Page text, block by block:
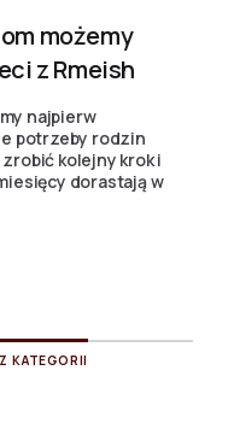
możemy
z Rmeish
najpierw
potrzeby rodzin
kolejny krok i
dorastają w
KATEGORII